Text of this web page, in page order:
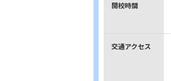
開校時間
交通アクセス